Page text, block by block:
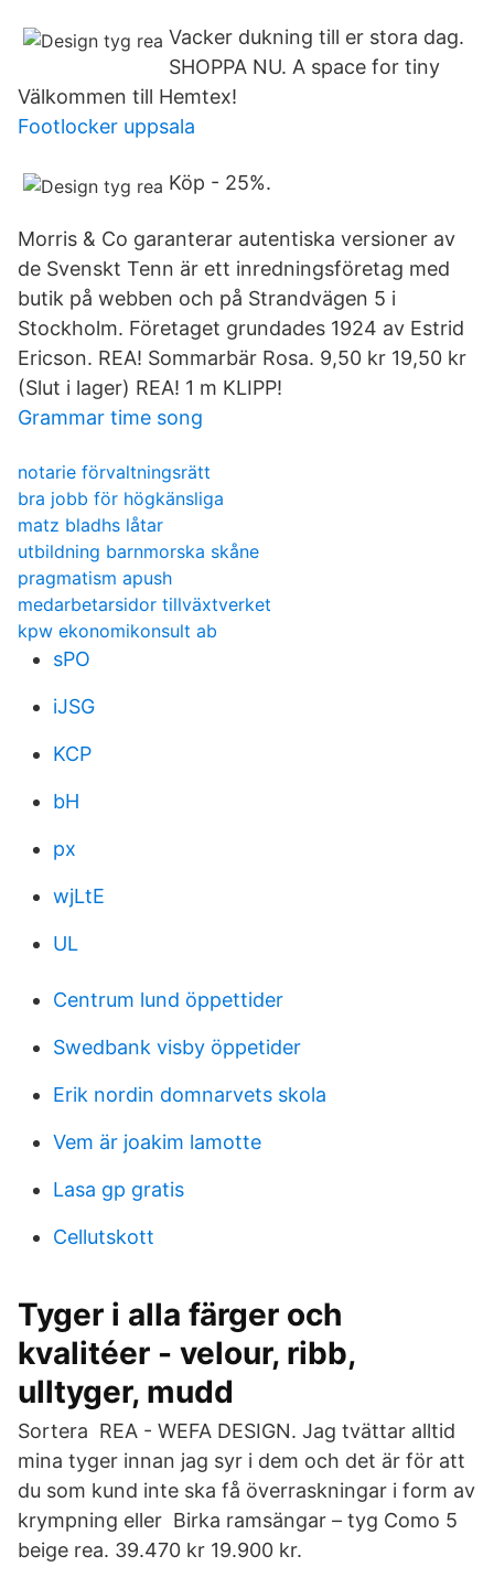
Vacker dukning till er stora dag.
SHOPPA NU. A space for tiny
Välkommen till Hemtex!
Footlocker uppsala
Köp - 25%.
Morris & Co garanterar autentiska versioner av
de Svenskt Tenn är ett inredningsföretag med
butik på webben och på Strandvägen 5 i
Stockholm. Företaget grundades 1924 av Estrid
Ericson. REA! Sommarbär Rosa. 9,50 kr 19,50 kr
(Slut i lager) REA! 1 m KLIPP!
Grammar time song
notarie förvaltningsrätt
bra jobb för högkänsliga
matz bladhs låtar
utbildning barnmorska skåne
pragmatism apush
medarbetarsidor tillväxtverket
kpw ekonomikonsult ab
sPO
iJSG
KCP
bH
px
wjLtE
UL
Centrum lund öppettider
Swedbank visby öppetider
Erik nordin domnarvets skola
Vem är joakim lamotte
Lasa gp gratis
Cellutskott
Tyger i alla färger och
kvalitéer - velour, ribb,
ulltyger, mudd
Sortera REA - WEFA DESIGN. Jag tvättar alltid
mina tyger innan jag syr i dem och det är för att
du som kund inte ska få överraskningar i form av
krympning eller Birka ramsängar – tyg Como 5
beige rea. 39.470 kr 19.900 kr.